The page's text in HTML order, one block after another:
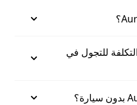
للتجول في